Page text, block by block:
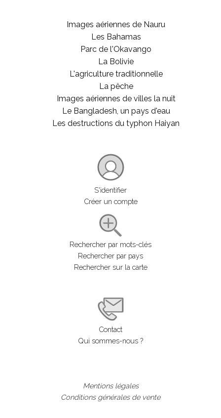
Images aériennes de Nauru
Les Bahamas
Parc de l'Okavango
La Bolivie
L'agriculture traditionnelle
La pêche
Images aériennes de villes la nuit
Le Bangladesh, un pays d'eau
Les destructions du typhon Haiyan
S'identifier
Créer un compte
Rechercher par mots-clés
Rechercher par pays
Rechercher sur la carte
Contact
Qui sommes-nous ?
Mentions légales
Conditions générales de vente